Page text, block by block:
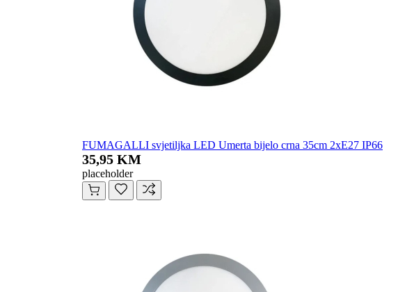
FUMAGALLI svjetiljka LED Umerta bijelo crna 35cm 2xE27 IP66
35,95 KM
placeholder